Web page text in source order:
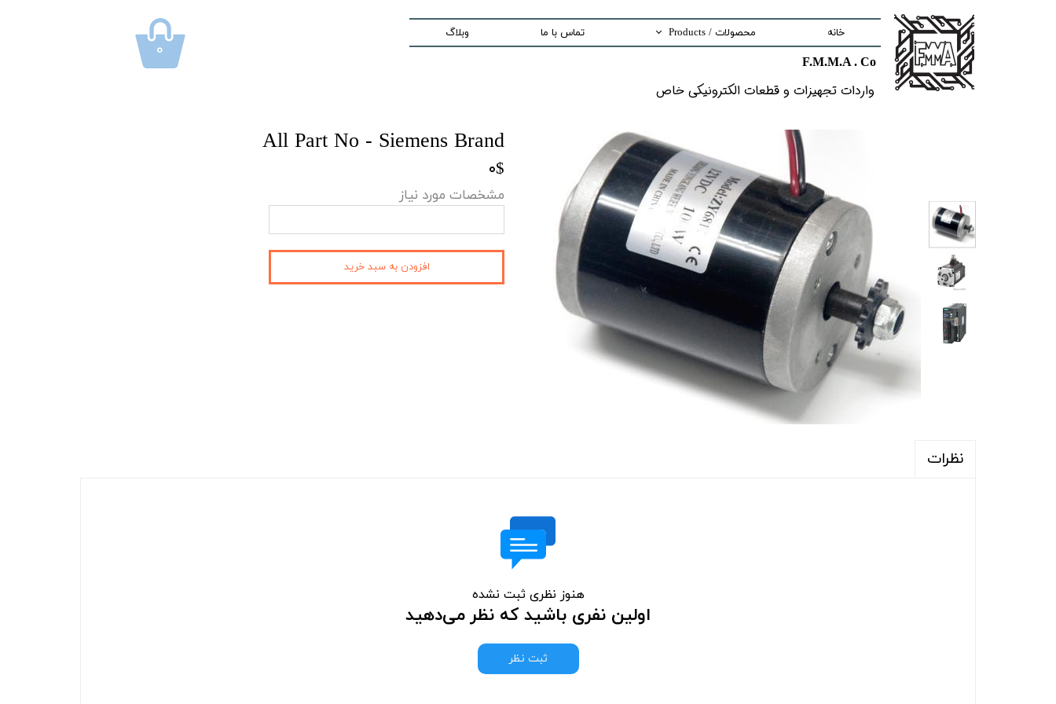
خانه محصولات / Products
Measurement Equipment
Access Control system
Security And Inspection Solutions
Production and Assemble -PCB Electronic Boards
تماس با ما وبلاگ
F.M.M.A . Co
واردات تجهیزات و قطعات الکترونیکى خاص​​​​​​​
۰
All Part No - Siemens Brand
۰$
مشخصات مورد نیاز
افزودن به سبد خرید
نظرات
هنوز نظری ثبت نشده
اولین نفری باشید که نظر می‌دهید
ثبت نظر